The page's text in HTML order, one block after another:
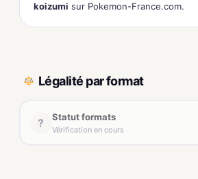
koizumi sur Pokemon-France.com.
Légalité par format
? Statut formats
Vérification en cours